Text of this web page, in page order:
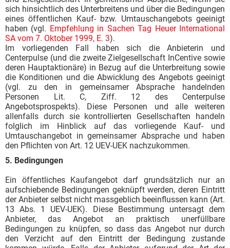
sich hinsichtlich des Unterbreitens und über die Bedingungen
eines öffentlichen Kauf- bzw. Umtauschangebots geeinigt
haben (vgl. Empfehlung in Sachen Tag Heuer International
SA vom 7. Oktober 1999, E. 3).
Im vorliegenden Fall haben sich die Anbieterin und
Centerpulse (und die zweite Zielgesellschaft InCentive sowie
deren Hauptaktionäre) in Bezug auf die Unterbreitung sowie
die Konditionen und die Abwicklung des Angebots geeinigt
(vgl. zu den in gemeinsamer Absprache handelnden
Personen Lit. C, Ziff. 12 des Centerpulse
Angebotsprospekts). Diese Personen und alle weiteren
allenfalls durch sie kontrollierten Gesellschaften handeln
folglich im Hinblick auf das vorliegende Kauf- und
Umtauschangebot in gemeinsamer Absprache und haben
den Pflichten von Art. 12 UEV-UEK nachzukommen.
5. Bedingungen
Ein öffentliches Kaufangebot darf grundsätzlich nur an
aufschiebende Bedingungen geknüpft werden, deren Eintritt
der Anbieter selbst nicht massgeblich beeinflussen kann (Art.
13 Abs. 1 UEV-UEK). Diese Bestimmung untersagt dem
Anbieter, das Angebot an praktisch unerfüllbare
Bedingungen zu knüpfen, so dass das Angebot nur durch
den Verzicht auf den Eintritt der Bedingung zustande